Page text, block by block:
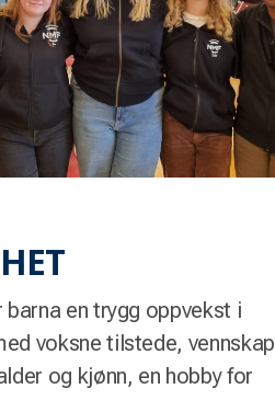
barna en trygg oppvekst i
voksne tilstede, vennskap
og kjønn, en hobby for